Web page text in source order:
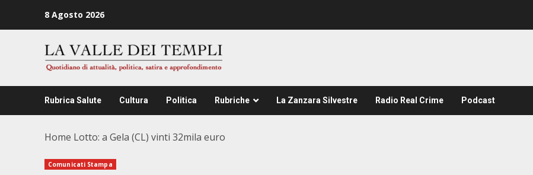
8 Agosto 2026
Rubrica Salute Cultura Politica Rubriche La Zanzara Silvestre Radio Real Crime Podcast
Home Lotto: a Gela (CL) vinti 32mila euro
Comunicati Stampa